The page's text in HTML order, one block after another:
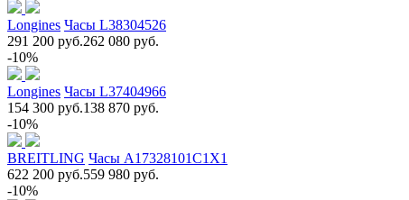
Longines Часы L38304526
291 200 руб.262 080 руб.
-10%
Longines Часы L37404966
154 300 руб.138 870 руб.
-10%
BREITLING Часы A17328101C1X1
622 200 руб.559 980 руб.
-10%